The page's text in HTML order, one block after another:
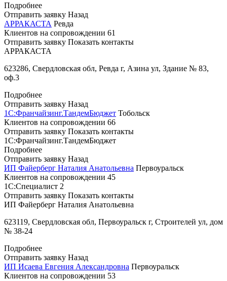
Подробнее
Отправить заявку Назад
АРРАКАСТА Ревда
Клиентов на сопровождении 61
Отправить заявку Показать контакты
АРРАКАСТА
623286, Свердловская обл, Ревда г, Азина ул, Здание № 83,
оф.3
Подробнее
Отправить заявку Назад
1С:Франчайзинг.ТандемБюджет Тобольск
Клиентов на сопровождении 66
Отправить заявку Показать контакты
1С:Франчайзинг.ТандемБюджет
Подробнее
Отправить заявку Назад
ИП Файерберг Наталия Анатольевна Первоуральск
Клиентов на сопровождении 45
1С:Специалист 2
Отправить заявку Показать контакты
ИП Файерберг Наталия Анатольевна
623119, Свердловская обл, Первоуральск г, Строителей ул, дом
№ 38-24
Подробнее
Отправить заявку Назад
ИП Исаева Евгения Александровна Первоуральск
Клиентов на сопровождении 53